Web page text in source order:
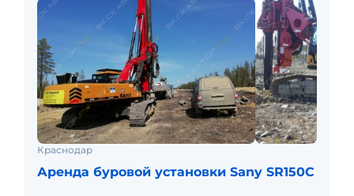
Краснодар
Аренда буровой установки Sany SR150C